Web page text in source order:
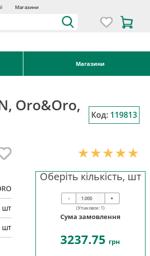
Магазини
Магазини
Oro&Oro,
Код: 119813
шт
шт
Оберіть кількість, шт
-
+
(Упаковок: 1)
Сума замовлення
3237.75 грн